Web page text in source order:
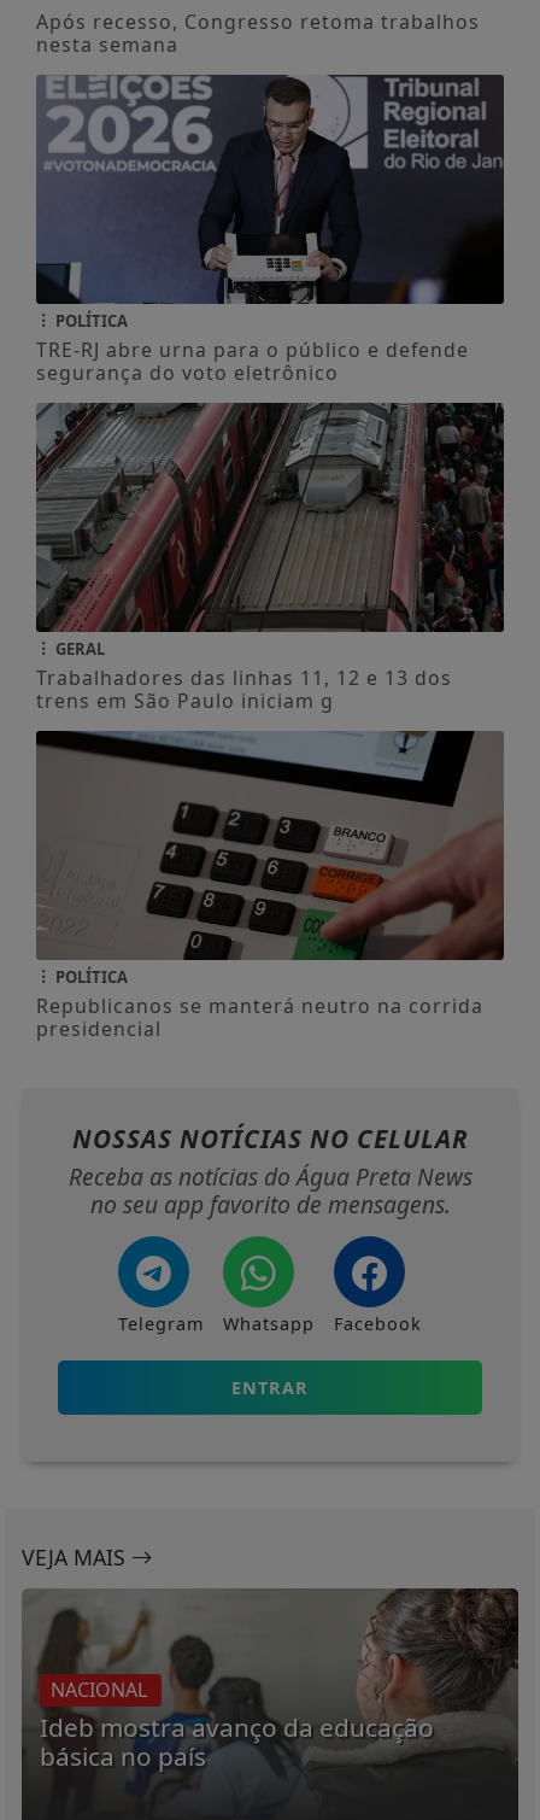
Após recesso, Congresso retoma trabalhos
nesta semana
POLÍTICA
TRE-RJ abre urna para o público e defende
segurança do voto eletrônico
GERAL
Trabalhadores das linhas 11, 12 e 13 dos
trens em São Paulo iniciam g
POLÍTICA
Republicanos se manterá neutro na corrida
presidencial
NOSSAS NOTÍCIAS NO CELULAR
Receba as notícias do Água Preta News
no seu app favorito de mensagens.
Telegram Whatsapp Facebook
ENTRAR
VEJA MAIS
NACIONAL
Ideb mostra avanço da educação
básica no país